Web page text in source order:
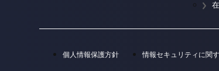
個人情報保護方針 情報セキュリティに関